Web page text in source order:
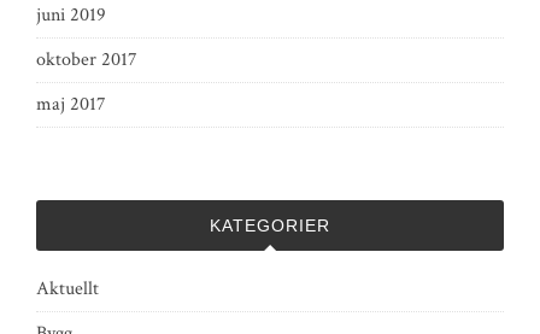
juni 2019
oktober 2017
maj 2017
KATEGORIER
Aktuellt